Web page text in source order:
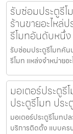
รับซ่อมประตูรีโ
ร้านขายอะไหล่
รีโมทอันดับหนึ่
รับซ่อมประตูรีโมทคัน
รีโมท แหล่งจำหน่ายอ
มอเตอร์ประตูรี
ประตูรีโมท ปร
มอเตอร์ประตูรีโมทป
บริการติดตั้ง แบบคร